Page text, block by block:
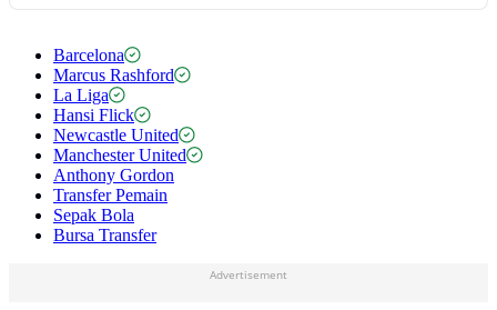
Barcelona
Marcus Rashford
La Liga
Hansi Flick
Newcastle United
Manchester United
Anthony Gordon
Transfer Pemain
Sepak Bola
Bursa Transfer
Advertisement